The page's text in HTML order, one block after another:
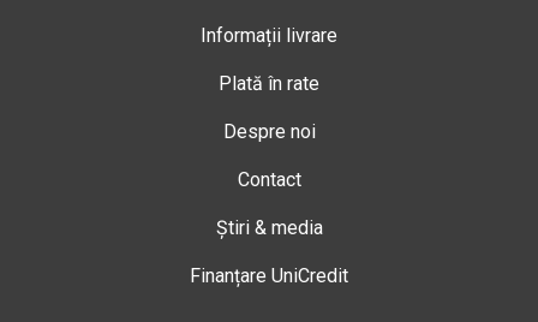
Informații livrare
Plată în rate
Despre noi
Contact
Știri & media
Finanțare UniCredit